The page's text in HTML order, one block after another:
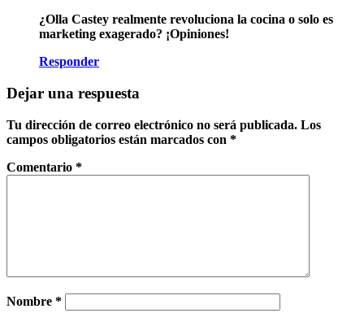
¿Olla Castey realmente revoluciona la cocina o solo es
marketing exagerado? ¡Opiniones!
Responder
Dejar una respuesta
Tu dirección de correo electrónico no será publicada. Los
campos obligatorios están marcados con *
Comentario *
Nombre *